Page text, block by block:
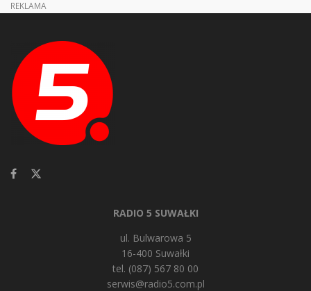
REKLAMA
RADIO 5 SUWAŁKI
ul. Bulwarowa 5
16-400 Suwałki
tel. (087) 567 80 00
serwis@radio5.com.pl